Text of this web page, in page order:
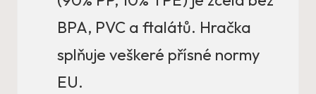
BPA, PVC a ftalátů. Hračka
splňuje veškeré přísné normy
EU.